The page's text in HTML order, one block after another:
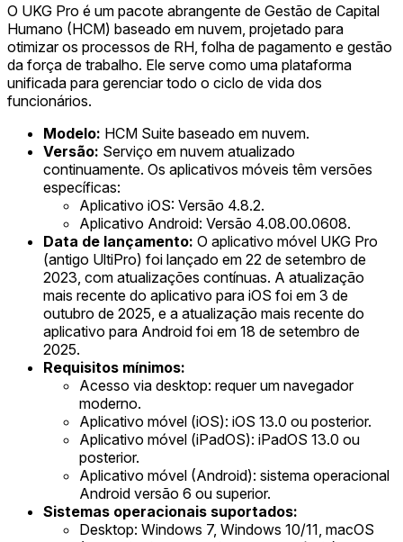
O UKG Pro é um pacote abrangente de Gestão de Capital
Humano (HCM) baseado em nuvem, projetado para
otimizar os processos de RH, folha de pagamento e gestão
da força de trabalho. Ele serve como uma plataforma
unificada para gerenciar todo o ciclo de vida dos
funcionários.
Modelo: HCM Suite baseado em nuvem.
Versão: Serviço em nuvem atualizado
continuamente. Os aplicativos móveis têm versões
específicas:
Aplicativo iOS: Versão 4.8.2.
Aplicativo Android: Versão 4.08.00.0608.
Data de lançamento: O aplicativo móvel UKG Pro
(antigo UltiPro) foi lançado em 22 de setembro de
2023, com atualizações contínuas. A atualização
mais recente do aplicativo para iOS foi em 3 de
outubro de 2025, e a atualização mais recente do
aplicativo para Android foi em 18 de setembro de
2025.
Requisitos mínimos:
Acesso via desktop: requer um navegador
moderno.
Aplicativo móvel (iOS): iOS 13.0 ou posterior.
Aplicativo móvel (iPadOS): iPadOS 13.0 ou
posterior.
Aplicativo móvel (Android): sistema operacional
Android versão 6 ou superior.
Sistemas operacionais suportados:
Desktop: Windows 7, Windows 10/11, macOS